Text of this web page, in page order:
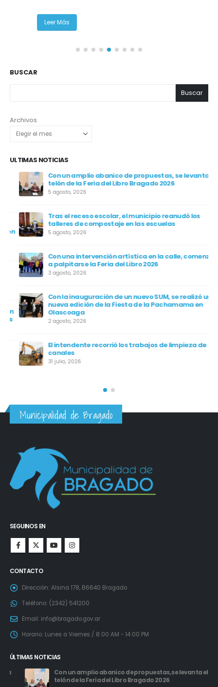
Leer Más
BUSCAR
Buscar
Archivos
ULTIMAS NOTICIAS
Con un amplio abanico de propuestas, se levanta el
telón de la Feria del Libro Bragado 2026
5 agosto, 2026
Tras el receso escolar, el municipio reanudó los
talleres de compostaje en las escuelas
5 agosto, 2026
Con una intervención artística en la calle, comenzó
a palpitarse la Feria del Libro 2026
3 agosto, 2026
Con la inauguración de un nuevo SUM, se realizó una
nueva edición de la Fiesta de la Pachamama en
Olascoaga
2 agosto, 2026
El intendente recorrió los trabajos de limpieza de
canales
31 julio, 2026
Municipalidad de Bragado
SEGUINOS EN
CONTACTO
Dirección: Alsina 178, B6640 Bragado
Teléfono: (2342) 541200
Email: info@bragado.gov.ar
Horario: Lunes a Viernes / 8:00 AM - 14:00 PM
ÚLTIMAS NOTICIAS
Con un amplio abanico de propuestas, se levanta el
telón de la Feria del Libro Bragado 2026